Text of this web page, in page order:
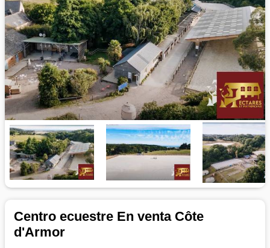
Centro ecuestre En venta Côte
d'Armor